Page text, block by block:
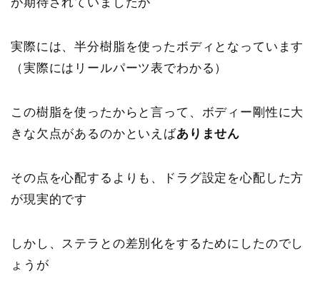
実際には、半分樹脂を使ったボディとなっています
（実際にはリールパーツ表でわかる）
この樹脂を使ったからと言って、ボディー剛性に大
きな欠点があるのかといえばありません
その点を心配するよりも、ドラグ設定を心配した方
が現実的です
しかし、ステラとの差別化をするためにしたのでし
ょうが